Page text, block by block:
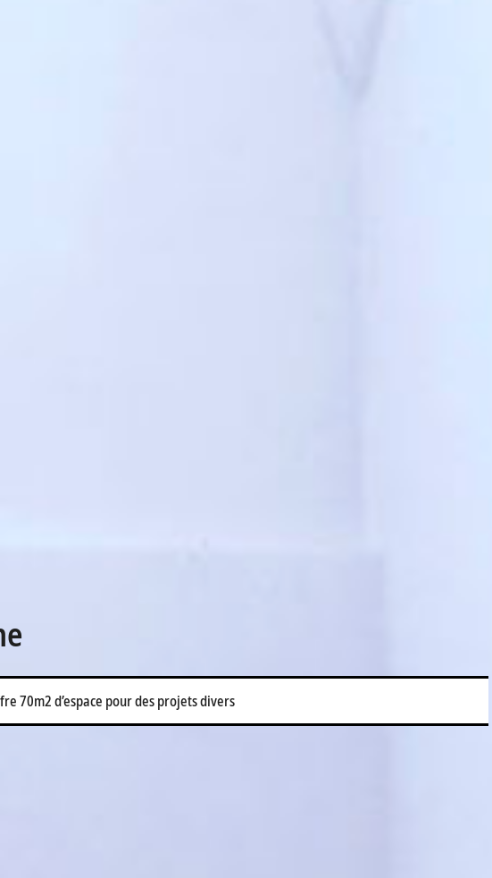
70m2 d’espace pour des projets divers